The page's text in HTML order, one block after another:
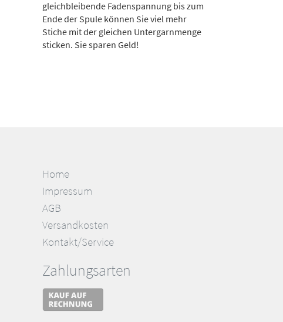
gleichbleibende Fadenspannung bis zum
Ende der Spule können Sie viel mehr
Stiche mit der gleichen Untergarnmenge
sticken. Sie sparen Geld!
Home
Impressum
AGB
Versandkosten
Kontakt/Service
Zahlungsarten